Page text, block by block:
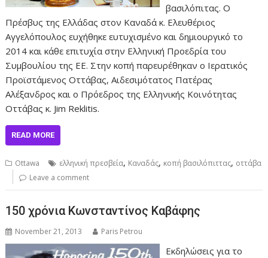
βασιλόπιτας. Ο
Πρέσβυς της Ελλάδας στον Καναδά κ. Ελευθέριος
Αγγελόπουλος ευχήθηκε ευτυχισμένο και δημιουργικό το
2014 και κάθε επιτυχία στην Ελληνική Προεδρία του
Συμβουλίου της ΕΕ. Στην κοπή παρευρέθηκαν ο Ιερατικός
Προϊστάμενος Οττάβας, Αιδεσιμότατος Πατέρας
Αλέξανδρος και ο Πρόεδρος της Ελληνικής Κοινότητας
Οττάβας κ. Jim Reklitis.
READ MORE
Ottawa ελληνική πρεσβεία, Καναδάς, κοπή βασιλόπιττας, οττάβα
Leave a comment
150 χρόνια Κωνσταντίνος Καβάφης
November 21, 2013 Paris Petrou
Εκδηλώσεις για το